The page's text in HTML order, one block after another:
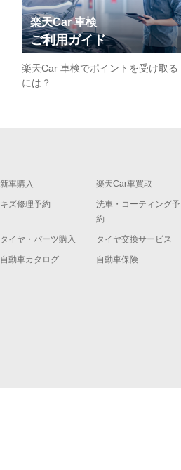
楽天Car 車検
ご利用ガイド
楽天Car 車検でポイントを受け取る
には？
新車購入 楽天Car車買取
キズ修理予約
洗車・コーティング予
約
タイヤ・パーツ購入 タイヤ交換サービス
自動車カタログ 自動車保険